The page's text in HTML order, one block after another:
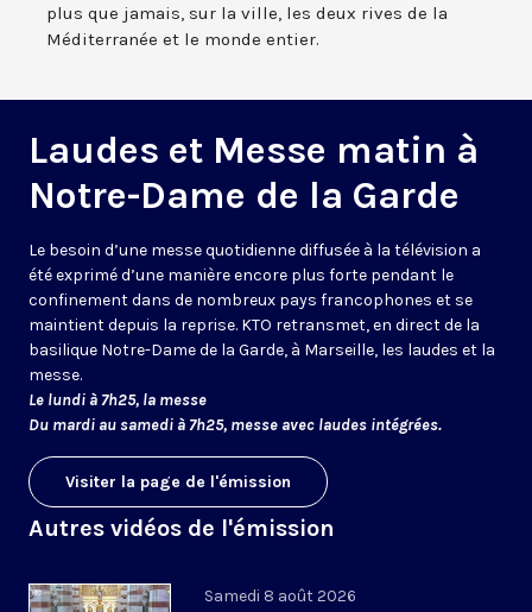
plus que jamais, sur la ville, les deux rives de la
Méditerranée et le monde entier.
Laudes et Messe matin à
Notre-Dame de la Garde
Le besoin d’une messe quotidienne diffusée à la télévision a
été exprimé d’une manière encore plus forte pendant le
confinement dans de nombreux pays francophones et se
maintient depuis la reprise. KTO retransmet, en direct de la
basilique Notre-Dame de la Garde, à Marseille, les laudes et la
messe.
Le lundi à 7h25, la messe
Du mardi au samedi à 7h25, messe avec laudes intégrées.
Visiter la page de l'émission
Autres vidéos de l'émission
Samedi 8 août 2026